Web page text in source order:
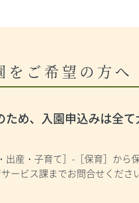
をご希望の方へ
め、入園申込みは全て
産・子育て］-［保育］から
ービス課までお問合せくださ